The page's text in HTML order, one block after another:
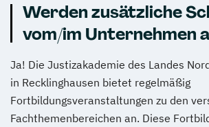
Werden zusätzliche
vom/im Unternehmen
Ja! Die Justizakademie des Landes
in Recklinghausen bietet regelmäßig
Fortbildungsveranstaltungen zu den
Fachthemenbereichen an. Diese